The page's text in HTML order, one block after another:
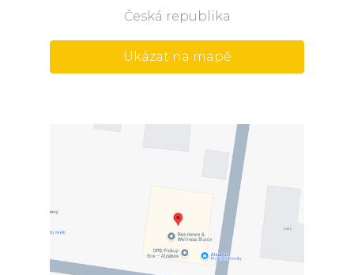
Česká republika
Ukázat na mapě